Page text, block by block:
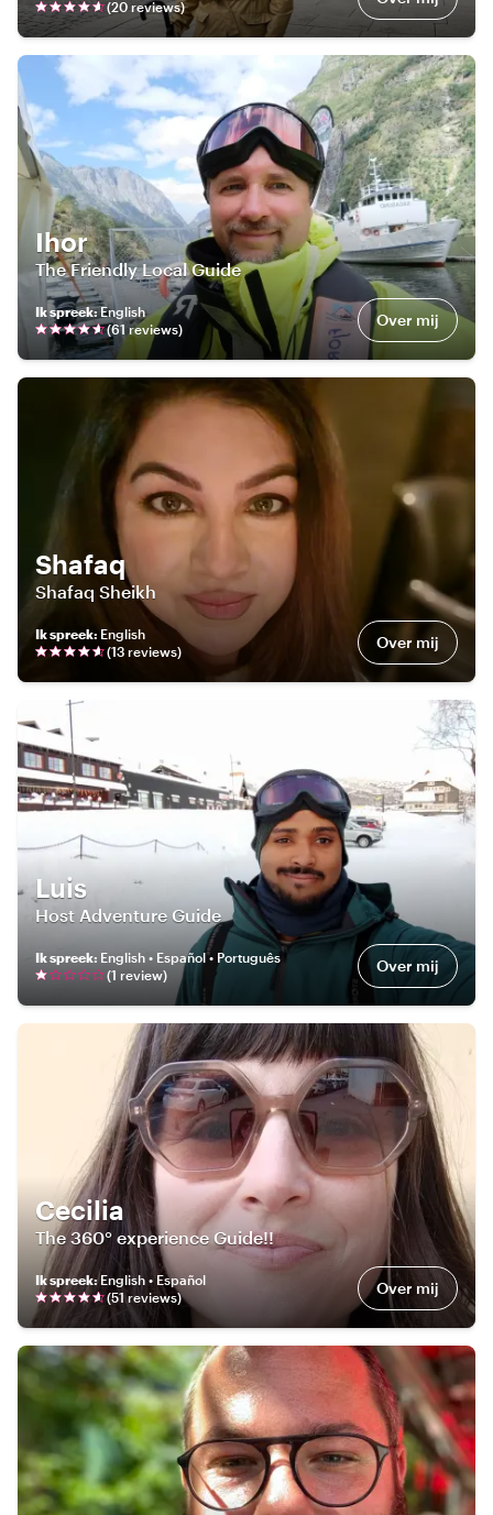
(20 reviews)
Ihor
The Friendly Local Guide
Ik spreek:English
(61reviews) Over mij
Shafaq
Shafaq Sheikh
Ik spreek: English
(13 reviews) Over mij
Luis
Host Adventure Guide
Ik spreek: English • Español • Português
(1 review) Over mij
Cecilia
The 360° experience Guide!!
Ik spreek:English • Español
(51reviews) Over mij